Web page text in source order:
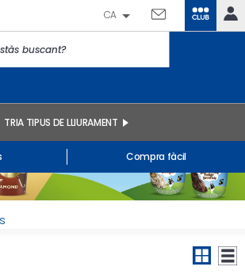
IDENTIFICA'T
comprats a la botiga i online
CA
TRIA TIPUS DE LLIURAMENT
Compra fàcil